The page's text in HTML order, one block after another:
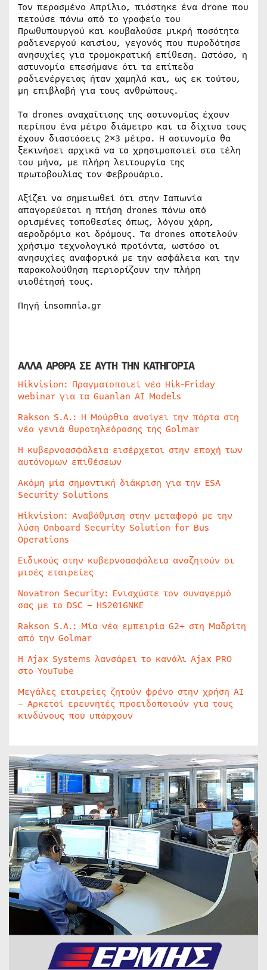
Τον περασμένο Απρίλιο, πιάστηκε ένα drone που
πετούσε πάνω από το γραφείο του
Πρωθυπουργού και κουβαλούσε μικρή ποσότητα
ραδιενεργού καισίου, γεγονός που πυροδότησε
ανησυχίες για τρομοκρατική επίθεση. Ωστόσο, η
αστυνομία επεσήμανε ότι τα επίπεδα
ραδιενέργειας ήταν χαμηλά και, ως εκ τούτου,
μη επιβλαβή για τους ανθρώπους.
Τα drones αναχαίτισης της αστυνομίας έχουν
περίπου ένα μέτρο διάμετρο και τα δίχτυα τους
έχουν διαστάσεις 2×3 μέτρα. Η αστυνομία θα
ξεκινήσει αρχικά να τα χρησιμοποιεί στα τέλη
του μήνα, με πλήρη λειτουργία της
πρωτοβουλίας τον Φεβρουάριο.
Αξίζει να σημειωθεί ότι στην Ιαπωνία
απαγορεύεται η πτήση drones πάνω από
ορισμένες τοποθεσίες όπως, λόγου χάρη,
αεροδρόμια και δρόμους. Τα drones αποτελούν
χρήσιμα τεχνολογικά προϊόντα, ωστόσο οι
ανησυχίες αναφορικά με την ασφάλεια και την
παρακολούθηση περιορίζουν την πλήρη
υιοθέτησή τους.
Πηγή insomnia.gr
ΑΛΛΑ ΑΡΘΡΑ ΣΕ ΑΥΤΗ ΤΗΝ ΚΑΤΗΓΟΡΙΑ
Hikvision: Πραγματοποιεί νέο Hik-Friday
webinar για τα Guanlan AI Models
Rakson S.A.: Η Μούρθια ανοίγει την πόρτα στη
νέα γενιά θυροτηλεόρασης της Golmar
Η κυβερνοασφάλεια εισέρχεται στην εποχή των
αυτόνομων επιθέσεων
Ακόμη μία σημαντική διάκριση για την ESA
Security Solutions
Hikvision: Αναβάθμιση στην μεταφορά με την
λύση Onboard Security Solution for Bus
Operations
Ειδικούς στην κυβερνοασφάλεια αναζητούν οι
μισές εταιρείες
Novatron Security: Ενισχύστε τον συναγερμό
σας με το DSC – HS2016NKE
Rakson S.A.: Μία νέα εμπειρία G2+ στη Μαδρίτη
από την Golmar
Η Ajax Systems λανσάρει το κανάλι Ajax PRO
στο YouTube
Μεγάλες εταιρείες ζητούν φρένο στην χρήση AI
– Αρκετοί ερευνητές προειδοποιούν για τους
κινδύνους που υπάρχουν